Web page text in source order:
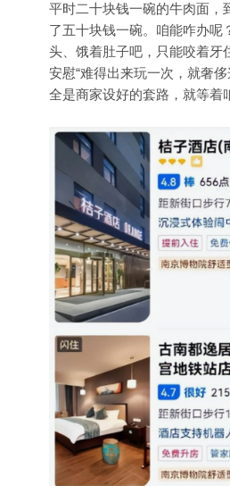
平时二十块钱一碗的牛肉面，
了五十块钱一碗。咱能咋办呢
头、饿着肚子吧，只能咬着牙
安慰“难得出来玩一次，就奢
全是商家设好的套路，就等着